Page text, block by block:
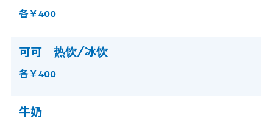
各￥400
可可 热饮/冰饮
各￥400
牛奶